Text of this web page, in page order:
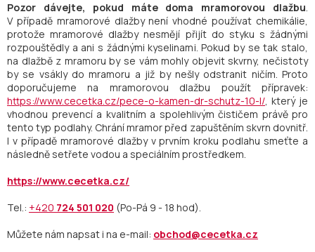
Pozor dávejte, pokud máte doma mramorovou dlažbu.
V případě mramorové dlažby není vhodné používat chemikálie,
protože mramorové dlažby nesmějí přijít do styku s žádnými
rozpouštědly a ani s žádnými kyselinami. Pokud by se tak stalo,
na dlažbě z mramoru by se vám mohly objevit skvrny, nečistoty
by se vsákly do mramoru a již by nešly odstranit ničím. Proto
doporučujeme na mramorovou dlažbu použít přípravek:
https://www.cecetka.cz/pece-o-kamen-dr-schutz-10-l/, který je
vhodnou prevencí a kvalitním a spolehlivým čističem právě pro
tento typ podlahy. Chrání mramor před zapuštěním skvrn dovnitř.
I v případě mramorové dlažby v prvním kroku podlahu smeťte a
následně setřete vodou a speciálním prostředkem.
https://www.cecetka.cz/
Tel.: +420 724 501 020 (Po-Pá 9 - 18 hod).
Můžete nám napsat i na e-mail: obchod@cecetka.cz